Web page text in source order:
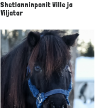
Shetlanninponit Wille ja
Viljatar